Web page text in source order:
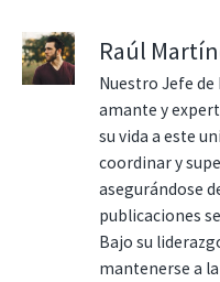
Raúl
Nuestro Jefe de
amante y
su vida a este
coordinar y
asegurándose
publicaciones
Bajo su
mantenerse a